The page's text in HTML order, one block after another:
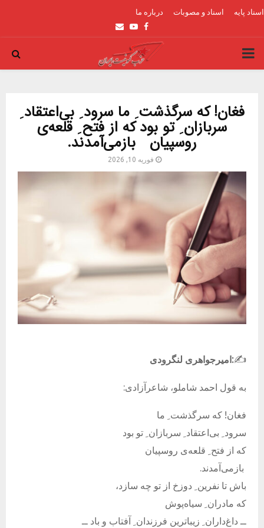
اسناد پایه اسناد و مصوبات درباره ما
Facebook
Youtube
Email
PRIMARY
فغان! که سرگذشت ِ ما سرود ِ بی‌اعتقاد ِ
سربازان ِ تو بود که از فتح ِ قلعه‌ی
روسپیان بازمی‌آمدند.
فوریه 10, 2026
✍️
:امیرجواهری لنگرودی
به قول احمد شاملو، شاعرآزادی:
فغان! که سرگذشت ِ ما
سرود ِ بی‌اعتقاد ِ سربازان ِ تو بود
که از فتح ِ قلعه‌ی روسپیان
بازمی‌آمدند.
باش تا نفرین ِ دوزخ از تو چه سازد،
که مادران ِ سیاه‌پوش
ــ داغ‌داران ِ زیباترین فرزندان ِ آفتاب و باد ــ